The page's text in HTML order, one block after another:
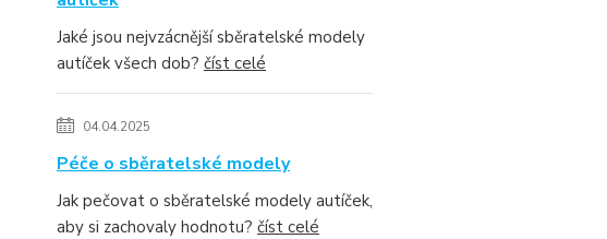
Jaké jsou nejvzácnější sběratelské modely
autíček všech dob? číst celé
04.04.2025
Péče o sběratelské modely
Jak pečovat o sběratelské modely autíček,
aby si zachovaly hodnotu? číst celé